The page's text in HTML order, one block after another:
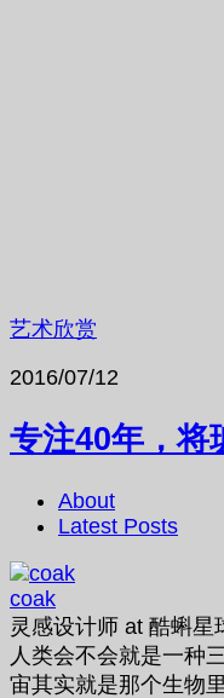
艺术欣赏
2016/07/12
专注40年，将
About
Latest Posts
coak
灵感设计师 at 酷蝌星
人类会不会就是一种
宙其实就是那个生物